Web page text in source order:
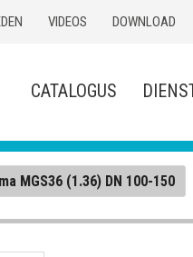
VIDEOS DOWNLOAD
CATALOGUS
MGS36 (1.36) DN 100-150